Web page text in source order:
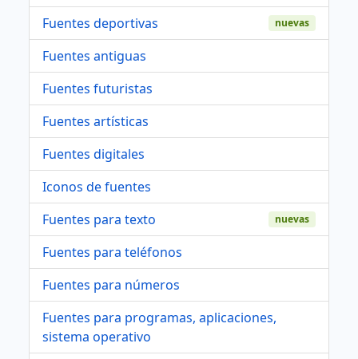
Fuentes deportivas
nuevas
Fuentes antiguas
Fuentes futuristas
Fuentes artísticas
Fuentes digitales
Iconos de fuentes
Fuentes para texto
nuevas
Fuentes para teléfonos
Fuentes para números
Fuentes para programas, aplicaciones,
sistema operativo